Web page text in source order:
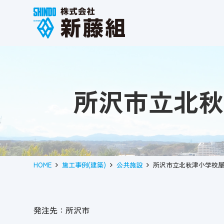
所沢市立北
HOME 施工事例(建築) 公共施設 所沢市立北秋津小学校
発注先：所沢市